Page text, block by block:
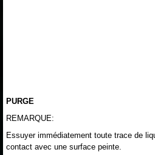
PURGE
REMARQUE:
Essuyer immédiatement toute trace de
contact avec une surface peinte.